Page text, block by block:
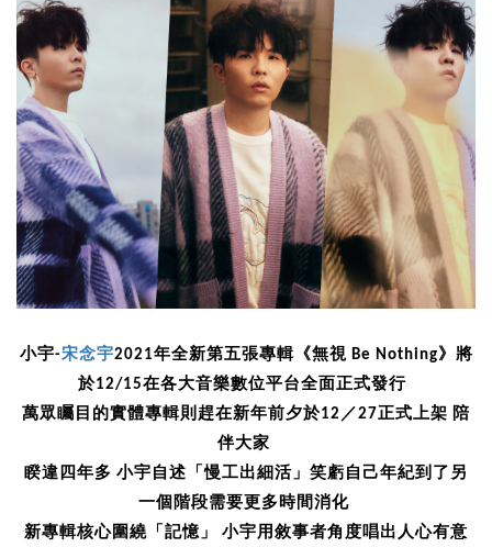
小宇-宋念宇2021年全新第五張專輯《無視 Be Nothing》將
於12/15在各大音樂數位平台全面正式發行
萬眾矚目的實體專輯則趕在新年前夕於12／27正式上架 陪
伴大家
睽違四年多 小宇自述「慢工出細活」笑虧自己年紀到了另
一個階段需要更多時間消化
新專輯核心圍繞「記憶」 小宇用敘事者角度唱出人心有意